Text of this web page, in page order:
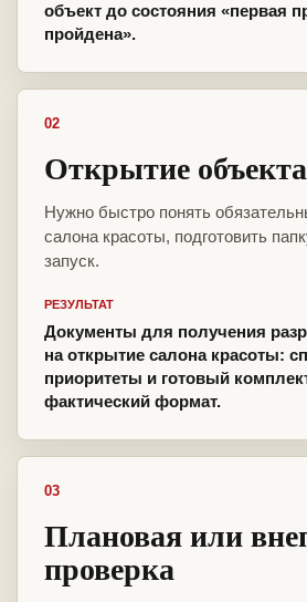
объект до состояния «первая
пройдена».
02
Открытие объекта
Нужно быстро понять
салона красоты, подготовить
запуск.
РЕЗУЛЬТАТ
Документы для получения
на открытие салона красоты:
приоритеты и готовый
фактический формат.
03
Плановая или
проверка